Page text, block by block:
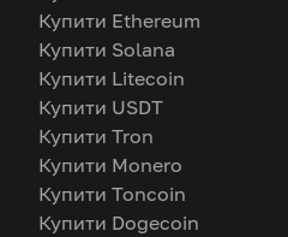
Купити Ethereum
Купити Solana
Купити Litecoin
Купити USDT
Купити Tron
Купити Monero
Купити Toncoin
Купити Dogecoin